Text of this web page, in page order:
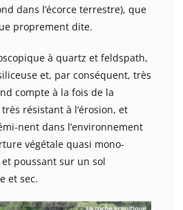
dans l’écorce terrestre), que
proprement dite.
à quartz et feldspath,
et, par conséquent, très
compte à la fois de la
résistant à l’érosion, et
nent dans l’environnement
végétale quasi mono-
poussant sur un sol
et sec.